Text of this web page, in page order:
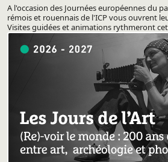
A l'occasion des Journées européennes du
rémois et rouennais de l'ICP vous ouvrent
Visites guidées et animations rythmeront